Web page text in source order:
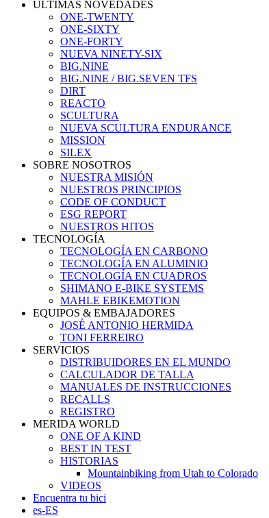
ÚLTIMAS NOVEDADES
ONE-TWENTY
ONE-SIXTY
ONE-FORTY
NUEVA NINETY-SIX
BIG.NINE
BIG.NINE / BIG.SEVEN TFS
DIRT
REACTO
SCULTURA
NUEVA SCULTURA ENDURANCE
MISSION
SILEX
SOBRE NOSOTROS
NUESTRA MISIÓN
NUESTROS PRINCIPIOS
CODE OF CONDUCT
ESG REPORT
NUESTROS HITOS
TECNOLOGÍA
TECNOLOGÍA EN CARBONO
TECNOLOGÍA EN ALUMINIO
TECNOLOGÍA EN CUADROS
SHIMANO E-BIKE SYSTEMS
MAHLE EBIKEMOTION
EQUIPOS & EMBAJADORES
JOSÉ ANTONIO HERMIDA
TONI FERREIRO
SERVICIOS
DISTRIBUIDORES EN EL MUNDO
CALCULADOR DE TALLA
MANUALES DE INSTRUCCIONES
RECALLS
REGISTRO
MERIDA WORLD
ONE OF A KIND
BEST IN TEST
HISTORIAS
Mountainbiking from Utah to Colorado
VIDEOS
Encuentra tu bici
es-ES